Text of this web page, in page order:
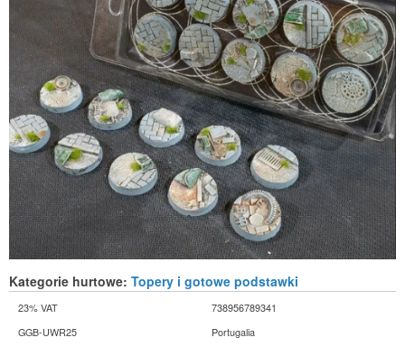
Kategorie hurtowe: Topery i gotowe podstawki
23% VAT
738956789341
GGB-UWR25
Portugalia